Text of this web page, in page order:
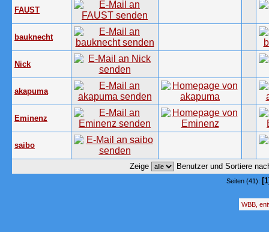
FAUST
bauknecht
Nick
akapuma
Eminenz
saibo
Zeige Benutzer und Sortiere
Seiten (41):
WBB,